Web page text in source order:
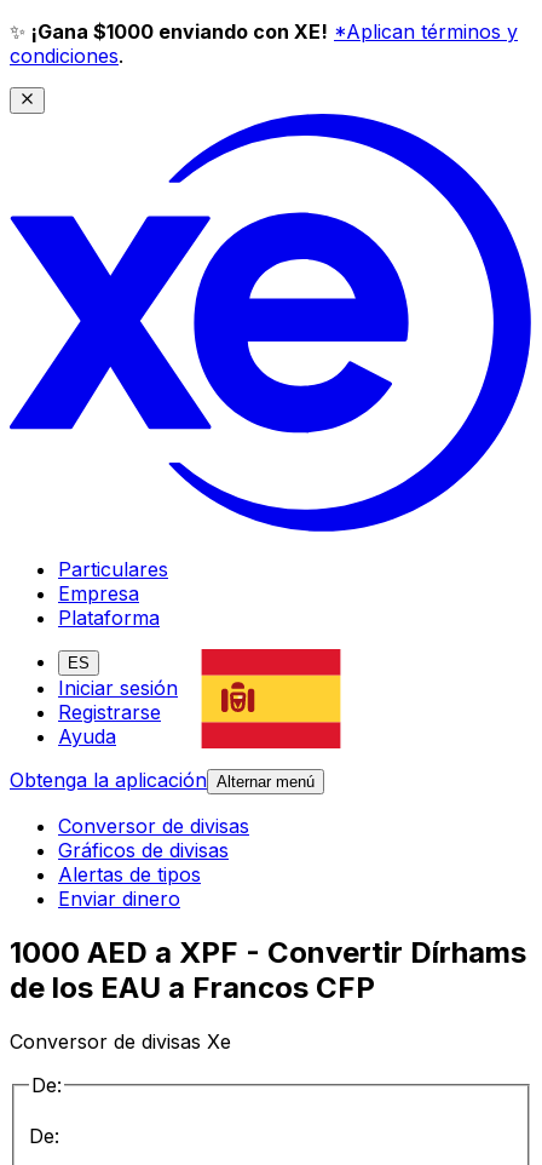
✨ ¡Gana $1000 enviando con XE! *Aplican términos y
condiciones.
Particulares
Empresa
Plataforma
ES
Iniciar sesión
Registrarse
Ayuda
Obtenga la aplicación Alternar menú
Conversor de divisas
Gráficos de divisas
Alertas de tipos
Enviar dinero
1000 AED a XPF - Convertir Dírhams
de los EAU a Francos CFP
Conversor de divisas Xe
De:
De: